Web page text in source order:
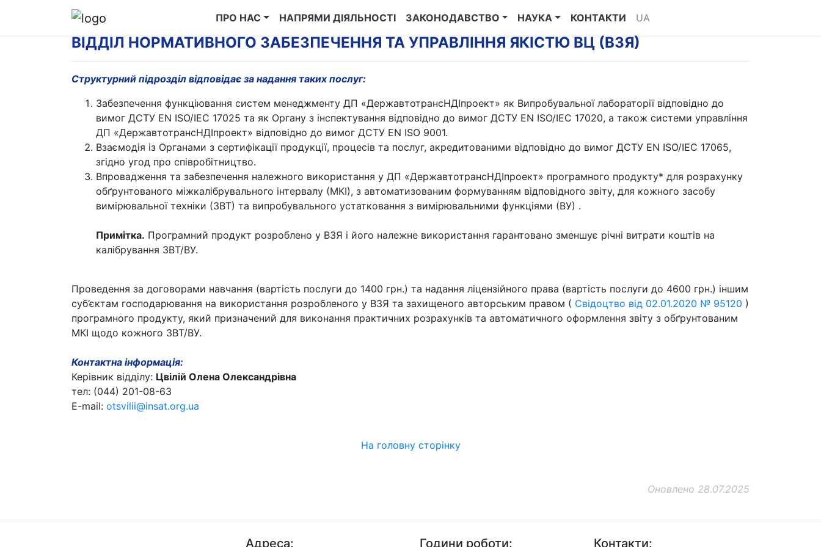
ПРО НАС НАПРЯМИ ДІЯЛЬНОСТІ ЗАКОНОДАВСТВО НАУКА КОНТАКТИ UA
ВІДДІЛ НОРМАТИВНОГО ЗАБЕЗПЕЧЕННЯ ТА УПРАВЛІННЯ ЯКІСТЮ ВЦ (ВЗЯ)
Структурний підрозділ відповідає за надання таких послуг:
Забезпечення функціювання систем менеджменту ДП «ДержавтотрансНДІпроект» як Випробувальної лабораторії відповідно до
вимог ДСТУ EN ISO/ІЕС 17025 та як Органу з інспектування відповідно до вимог ДСТУ EN ISO/ІЕС 17020, а також системи управління
ДП «ДержавтотрансНДІпроект» відповідно до вимог ДСТУ EN ISO 9001.
Взаємодія із Органами з сертифікації продукції, процесів та послуг, акредитованими відповідно до вимог ДСТУ EN ISO/ІЕС 17065,
згідно угод про співробітництво.
Впровадження та забезпечення належного використання у ДП «ДержавтотрансНДІпроект» програмного продукту* для розрахунку
обґрунтованого міжкалібрувального інтервалу (МКІ), з автоматизованим формуванням відповідного звіту, для кожного засобу
вимірювальної техніки (ЗВТ) та випробувального устатковання з вимірювальними функціями (ВУ) .
Примітка. Програмний продукт розроблено у ВЗЯ і його належне використання гарантовано зменшує річні витрати коштів на
калібрування ЗВТ/ВУ.
Проведення за договорами навчання (вартість послуги до 1400 грн.) та надання ліцензійного права (вартість послуги до 4600 грн.) іншим
суб’єктам господарювання на використання розробленого у ВЗЯ та захищеного авторським правом ( Свідоцтво від 02.01.2020 № 95120 )
програмного продукту, який призначений для виконання практичних розрахунків та автоматичного оформлення звіту з обґрунтованим
МКІ щодо кожного ЗВТ/ВУ.
Контактна інформація:
Керівник відділу: Цвілій Олена Олександрівна
тел: (044) 201-08-63
E-mail: otsvilii@insat.org.ua
На головну сторінку
Оновлено 28.07.2025
Адреса: Години роботи: Контакти: